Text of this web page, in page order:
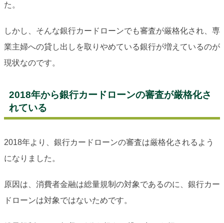
た。
しかし、そんな銀行カードローンでも審査が厳格化され、専
業主婦への貸し出しを取りやめている銀行が増えているのが
現状なのです。
2018年から銀行カードローンの審査が厳格化さ
れている
2018年より、銀行カードローンの審査は厳格化されるよう
になりました。
原因は、消費者金融は総量規制の対象であるのに、銀行カー
ドローンは対象ではないためです。